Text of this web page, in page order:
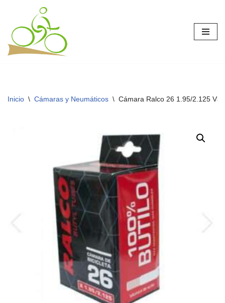
Saltar
al
contenido
Inicio \ Cámaras y Neumáticos \ Cámara Ralco 26 1.95/2.125